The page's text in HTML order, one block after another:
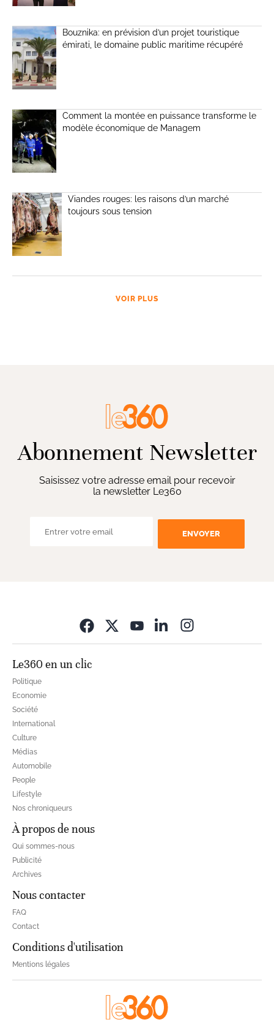
Bouznika: en prévision d’un projet touristique
émirati, le domaine public maritime récupéré
Comment la montée en puissance transforme le
modèle économique de Managem
Viandes rouges: les raisons d’un marché
toujours sous tension
VOIR PLUS
Abonnement Newsletter
Saisissez votre adresse email pour recevoir
la newsletter Le360
ENVOYER
Le360 en un clic
Politique
Economie
Société
International
Culture
Médias
Automobile
People
Lifestyle
Nos chroniqueurs
À propos de nous
Qui sommes-nous
Publicité
Archives
Nous contacter
FAQ
Contact
Conditions d'utilisation
Mentions légales